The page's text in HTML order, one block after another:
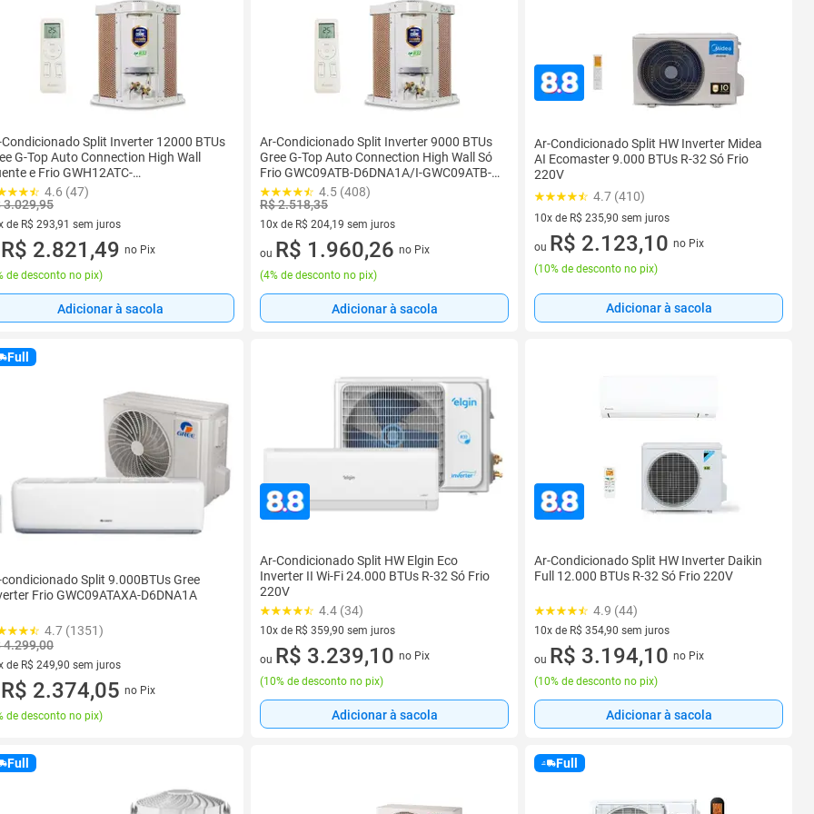
Split Inverter 12000 BTUs
G-Top Auto Connection High Wall
e Frio GWH12ATC-
GWH12ATC-D6DNA1A 220V
4.6 (47)
3.029,95
de R$ 293,91 sem juros
vez de R$ 293,91 sem juros
R$ 2.821,49 no Pix
de desconto no pix)
Adicionar à sacola
Ar-Condicionado Split Inverter 9000 BTUs
Gree G-Top Auto Connection High Wall Só
Frio GWC09ATB-D6DNA1A/I-GWC09ATB-
D6DNA1A/O 220V
4.5 (408)
R$ 2.518,35
10x de R$ 204,19 sem juros
10 vez de R$ 204,19 sem juros
ou R$ 1.960,26 no Pix
(4% de desconto no pix)
Adicionar à sacola
Ar-Condicionado Split HW Inverter Midea
AI Ecomaster 9.000 BTUs R-32 Só Frio
220V
4.7 (410)
10x de R$ 235,90 sem juros
10 vez de R$ 235,90 sem juros
ou R$ 2.123,10 no Pix
(10% de desconto no pix)
Adicionar à sacola
Full
Split 9.000BTUs Gree
Frio GWC09ATAXA-D6DNA1A
4.7 (1351)
4.299,00
de R$ 249,90 sem juros
vez de R$ 249,90 sem juros
R$ 2.374,05 no Pix
de desconto no pix)
Ar-Condicionado Split HW Elgin Eco
Inverter II Wi-Fi 24.000 BTUs R-32 Só Frio
220V
4.4 (34)
10x de R$ 359,90 sem juros
10 vez de R$ 359,90 sem juros
ou R$ 3.239,10 no Pix
(10% de desconto no pix)
Adicionar à sacola
Ar-Condicionado Split HW Inverter Daikin
Full 12.000 BTUs R-32 Só Frio 220V
4.9 (44)
10x de R$ 354,90 sem juros
10 vez de R$ 354,90 sem juros
ou R$ 3.194,10 no Pix
(10% de desconto no pix)
Adicionar à sacola
Full Full